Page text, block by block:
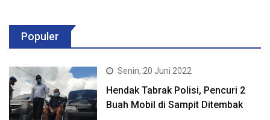
Populer
Senin, 20 Juni 2022
Hendak Tabrak Polisi, Pencuri 2
Buah Mobil di Sampit Ditembak